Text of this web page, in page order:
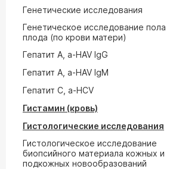
Генетические исследования
Генетическое исследование пола
плода (по крови матери)
Гепатит A, a-HAV IgG
Гепатит A, a-HAV IgM
Гепатит С, а-HCV
Гистамин (кровь)
Гистологические исследования
Гистологическое исследование
биопсийного материала кожных и
подкожных новообразований